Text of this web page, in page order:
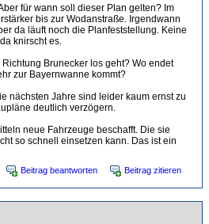
für wann soll dieser Plan gelten? Im
bis zur Wodanstraße. Irgendwann
da läuft noch die Planfeststellung. Keine
knirscht es.
Brunecker los geht? Wo endet
zur Bayernwanne kommt?
nächsten Jahre sind leider kaum ernst zu
deutlich verzögern.
neue Fahrzeuge beschafft. Die sie
so schnell einsetzen kann. Das ist ein
Beitrag beantworten Beitrag zitieren